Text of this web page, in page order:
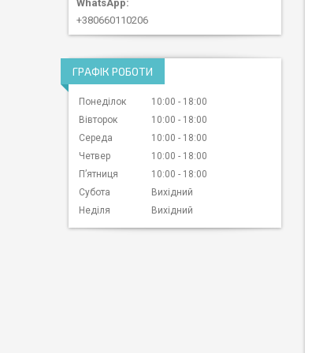
+380660110206
ГРАФІК РОБОТИ
Понеділок 10:00
18:00
Вівторок
10:00
18:00
Середа
10:00
18:00
Четвер
10:00
18:00
Пʼятниця
10:00
18:00
Субота
Вихідний
Неділя
Вихідний